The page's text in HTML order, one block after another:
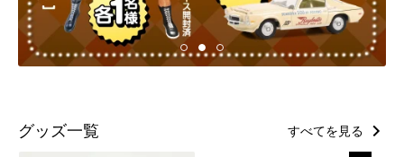
グッズ一覧 すべてを見る